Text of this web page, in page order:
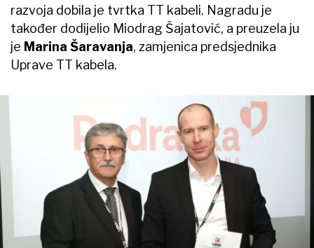
razvoja dobila je tvrtka TT kabeli. Nagradu je
također dodijelio Miodrag Šajatović, a preuzela ju
je Marina Šaravanja, zamjenica predsjednika
Uprave TT kabela.